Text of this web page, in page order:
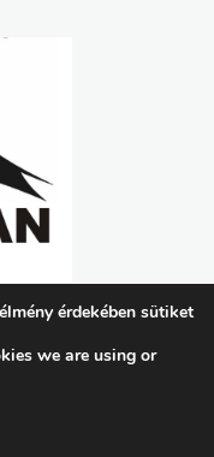
érdekében sütiket
we are using or